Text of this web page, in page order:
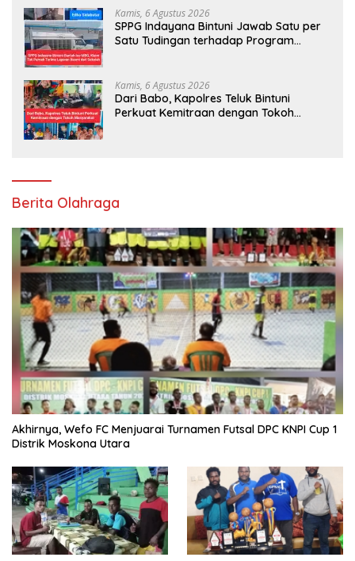
Kamis, 6 Agustus 2026
SPPG Indayana Bintuni Jawab Satu per
Satu Tudingan terhadap Program
Kamis, 6 Agustus 2026
Dari Babo, Kapolres Teluk Bintuni
Perkuat Kemitraan dengan Tokoh
Berita Olahraga
Akhirnya, Wefo FC Menjuarai Turnamen Futsal DPC KNPI Cup 1
Distrik Moskona Utara